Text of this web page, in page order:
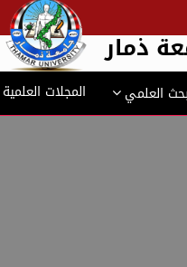
ذمار
العلمي المجلات العلمية